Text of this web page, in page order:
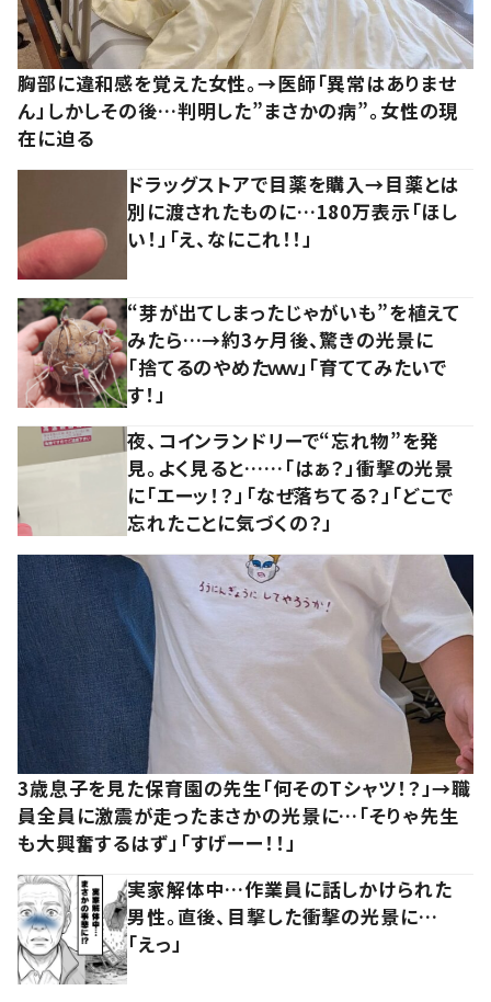
胸部に違和感を覚えた女性。→医師「異常はありませ
ん」しかしその後…判明した”まさかの病”。女性の現
在に迫る
ドラッグストアで目薬を購入→目薬とは
別に渡されたものに…180万表示「ほし
い！」「え、なにこれ！！」
“芽が出てしまったじゃがいも”を植えて
みたら…→約3ヶ月後、驚きの光景に
「捨てるのやめたｗｗ」「育ててみたいで
す！」
夜、コインランドリーで“忘れ物”を発
見。よく見ると……「はぁ？」衝撃の光景
に「エーッ！？」「なぜ落ちてる？」「どこで
忘れたことに気づくの？」
3歳息子を見た保育園の先生「何そのTシャツ！？」→職
員全員に激震が走ったまさかの光景に…「そりゃ先生
も大興奮するはず」「すげーー！！」
実家解体中…作業員に話しかけられた
男性。直後、目撃した衝撃の光景に…
「えっ」